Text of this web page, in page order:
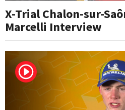
X-Trial Chalon-sur-
Marcelli Interview